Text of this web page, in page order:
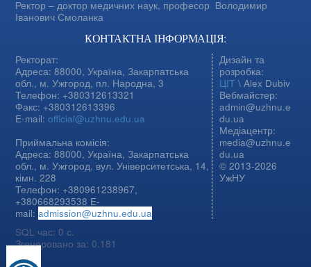
Ректор – доктор медичних наук, професор Володимир
Іванович Смоланка
КОНТАКТНА ІНФОРМАЦІЯ:
Ректорат:
Адреса: 88000, Україна, Закарпатська
обл., м. Ужгород, пл. Народна, 3
Телефон: +380312613321
Факс: +380312613396
E-mail:official@uzhnu.edu.ua
Приймальна комісія:
Адреса: 88000, Україна, Закарпатська
обл., м. Ужгород, вул. Університетська, 14,
кімн. 228
Телефон: +380961238967,
+380668293538 E-
mail:admission@uzhnu.edu.ua
Дизайн та
розробка:
ЦІТ \ Alex Dubiv
Вебмайстер:
admin@uzhnu.e
du.ua
Медіацентр:
media@uzhnu.e
du.ua
© 2013-2026
УжНУ
SQL час: 0 с.
Згенеровано за: 0.181